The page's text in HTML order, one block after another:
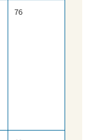
76